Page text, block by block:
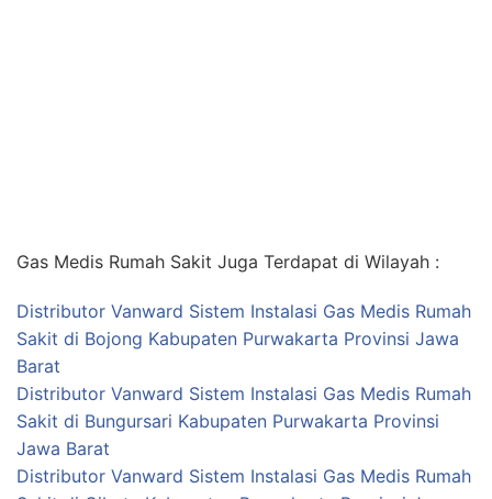
Gas Medis Rumah Sakit Juga Terdapat di Wilayah :
Distributor Vanward Sistem Instalasi Gas Medis Rumah
Sakit di Bojong Kabupaten Purwakarta Provinsi Jawa
Barat
Distributor Vanward Sistem Instalasi Gas Medis Rumah
Sakit di Bungursari Kabupaten Purwakarta Provinsi
Jawa Barat
Distributor Vanward Sistem Instalasi Gas Medis Rumah